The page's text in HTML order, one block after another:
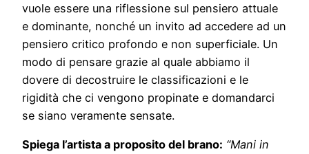
vuole essere una riflessione sul pensiero attuale
e dominante, nonché un invito ad accedere ad un
pensiero critico profondo e non superficiale. Un
modo di pensare grazie al quale abbiamo il
dovere di decostruire le classificazioni e le
rigidità che ci vengono propinate e domandarci
se siano veramente sensate.
Spiega l’artista a proposito del brano: “Mani in